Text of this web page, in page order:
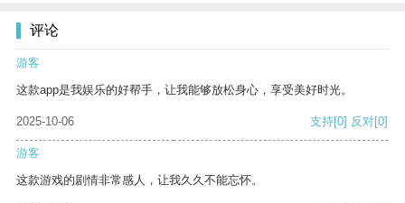
评论
游客
这款app是我娱乐的好帮手，让我能够放松身心，享受美好时光。
2025-10-06 支持[0] 反对[0]
游客
这款游戏的剧情非常感人，让我久久不能忘怀。